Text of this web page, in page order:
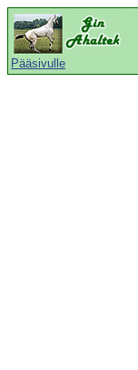
Pääsivulle